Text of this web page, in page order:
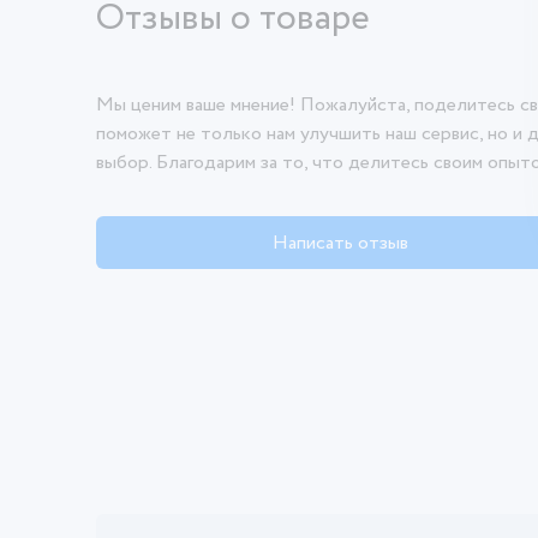
Отзывы о товаре
Мы ценим ваше мнение! Пожалуйста, поделитесь
поможет не только нам улучшить наш сервис, но и
выбор. Благодарим за то, что делитесь своим
Написать отзыв